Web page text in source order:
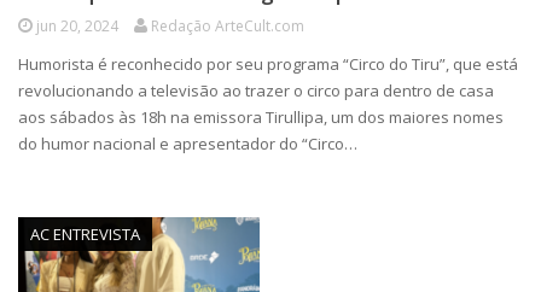
jun 20, 2024 Redação ArteCult.com
Humorista é reconhecido por seu programa “Circo do Tiru”, que está
revolucionando a televisão ao trazer o circo para dentro de casa
aos sábados às 18h na emissora Tirullipa, um dos maiores nomes
do humor nacional e apresentador do “Circo…
AC ENTREVISTA